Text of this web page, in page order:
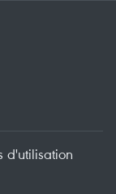
d'utilisation